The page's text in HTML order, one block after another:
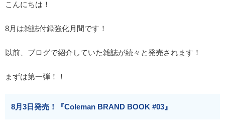
こんにちは！
8月は雑誌付録強化月間です！
以前、ブログで紹介していた雑誌が続々と発売されます！
まずは第一弾！！
8月3日発売！『Coleman BRAND BOOK #03』